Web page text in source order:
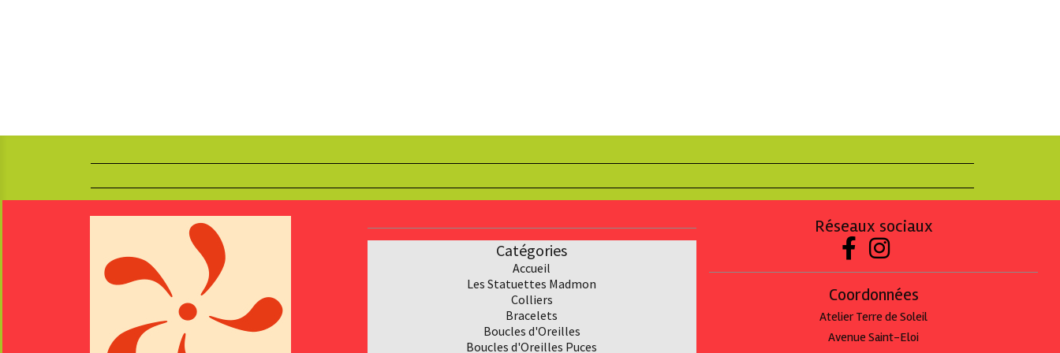
Catégories
Accueil
Les Statuettes Madmon
Colliers
Bracelets
Boucles d'Oreilles
Boucles d'Oreilles Puces
Réseaux sociaux
 
Coordonnées
Atelier Terre de Soleil
Avenue Saint-Eloi